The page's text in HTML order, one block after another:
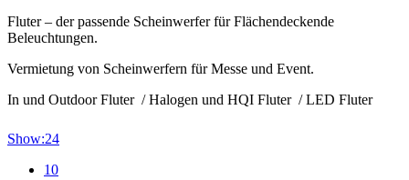
Fluter – der passende Scheinwerfer für Flächendeckende
Beleuchtungen.
Vermietung von Scheinwerfern für Messe und Event.
In und Outdoor Fluter / Halogen und HQI Fluter / LED Fluter
Show:24
10